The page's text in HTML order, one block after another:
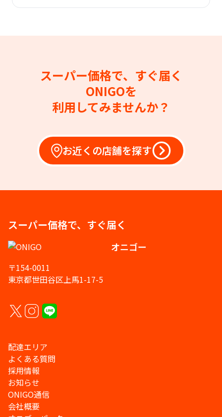
スーパー価格で、すぐ届く
ONIGOを
利用してみませんか？
お近くの店舗を探す
スーパー価格で、すぐ届く
オニゴー
〒154-0011
東京都世田谷区上馬1-17-5
配達エリア
よくある質問
採用情報
お知らせ
ONIGO通信
会社概要